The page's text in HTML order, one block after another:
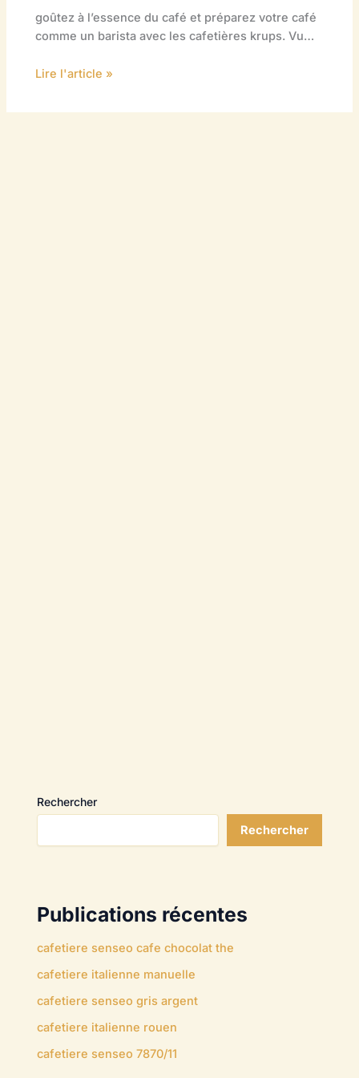
goûtez à l’essence du café et préparez votre café
comme un barista avec les cafetières krups. Vu…
Lire l'article »
Rechercher
Rechercher
Publications récentes
cafetiere senseo cafe chocolat the
cafetiere italienne manuelle
cafetiere senseo gris argent
cafetiere italienne rouen
cafetiere senseo 7870/11